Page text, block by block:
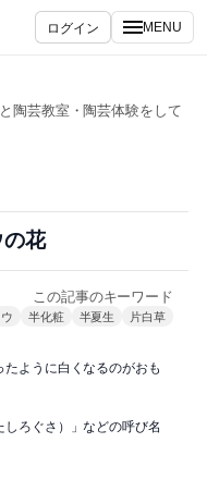
ログイン MENU
陶芸教室・陶芸体験をして
花
この記事のキーワード
半化粧 半夏生 片白草
ように白くなるのがおも
しろぐさ）」などの呼び名